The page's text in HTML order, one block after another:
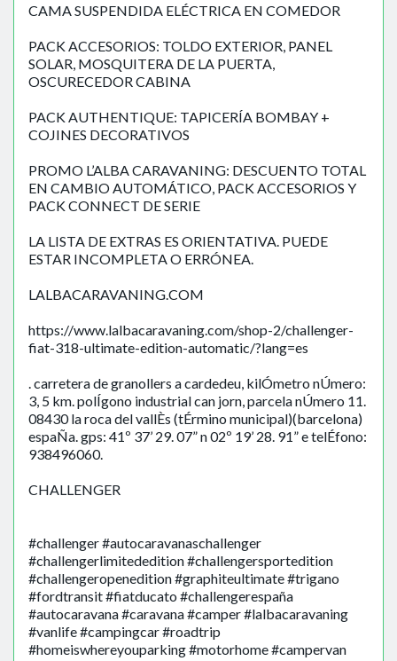
CAMA SUSPENDIDA ELÉCTRICA EN COMEDOR
PACK ACCESORIOS: TOLDO EXTERIOR, PANEL
SOLAR, MOSQUITERA DE LA PUERTA,
OSCURECEDOR CABINA
PACK AUTHENTIQUE: TAPICERÍA BOMBAY +
COJINES DECORATIVOS
PROMO L’ALBA CARAVANING: DESCUENTO TOTAL
EN CAMBIO AUTOMÁTICO, PACK ACCESORIOS Y
PACK CONNECT DE SERIE
LA LISTA DE EXTRAS ES ORIENTATIVA. PUEDE
ESTAR INCOMPLETA O ERRÓNEA.
LALBACARAVANING.COM
https://www.lalbacaravaning.com/shop-2/challenger-
fiat-318-ultimate-edition-automatic/?lang=es
. carretera de granollers a cardedeu, kilÓmetro nÚmero:
3, 5 km. polÍgono industrial can jorn, parcela nÚmero 11.
08430 la roca del vallÈs (tÉrmino municipal)(barcelona)
espaÑa. gps: 41º 37’ 29. 07” n 02º 19’ 28. 91” e telÉfono:
938496060.
CHALLENGER
#challenger #autocaravanaschallenger
#challengerlimitededition #challengersportedition
#challengeropenedition #graphiteultimate #trigano
#fordtransit #fiatducato #challengerespaña
#autocaravana #caravana #camper #lalbacaravaning
#vanlife #campingcar #roadtrip
#homeiswhereyouparking #motorhome #campervan